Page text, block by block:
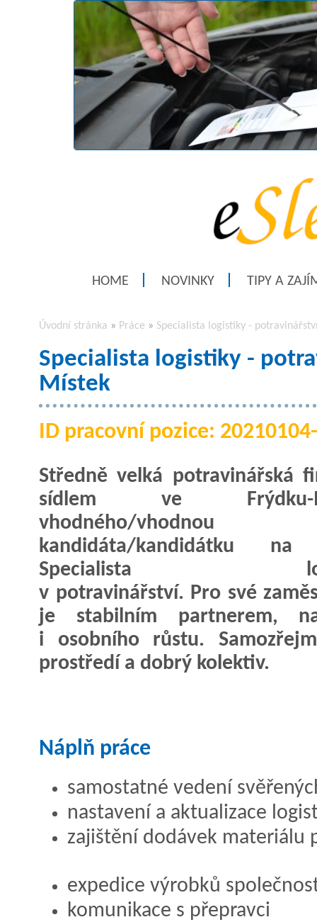
HOME NOVINKY TIPY A
Úvodní stránka » Práce » Specialista logistiky -
Specialista logistiky -
Místek
ID pracovní pozice:
Středně velká potravinářská
sídlem ve Frýdku-
vhodného/vhodnou
kandidáta/kandidátku na
Specialista
v potravinářství. Pro své
je stabilním partnerem,
i osobního růstu.
prostředí a dobrý kolektiv.
Náplň práce
samostatné vedení
nastavení a aktualizace
zajištění dodávek materiálu
expedice výrobků
komunikace s přepravci